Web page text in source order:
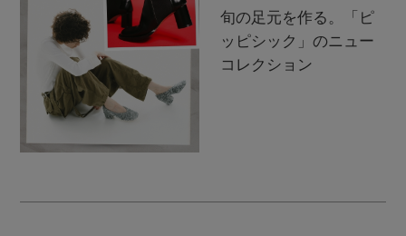
旬の足元を作る。「ピ
ッピシック」のニュー
コレクション